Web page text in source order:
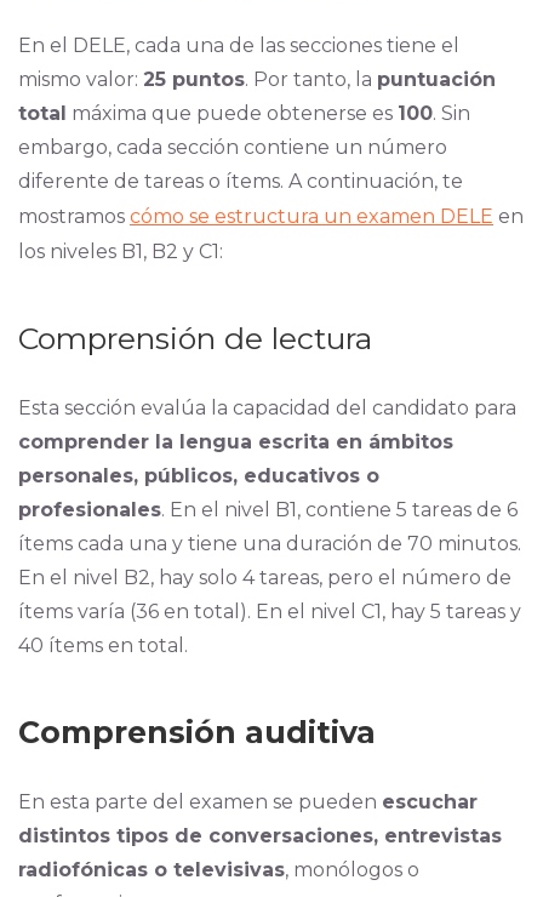
En el DELE, cada una de las secciones tiene el
mismo val or: 25 puntos. Por tanto, la puntuación
total máxima que puede obtenerse es 100. Sin
embargo, cada sección contiene un número
diferente de tareas o ítems. A continuación, te
mostramos cómo se estructura un examen DELE en
los niveles B1, B2 y C1:
Comprensión de lectura
Esta sección evalúa la capacidad del candidato para
comprender la lengua escrita en ámbitos
personales, públicos, educativos o
profesionales. En el nivel B1, contiene 5 tareas de 6
ítems cada una y tiene una duración de 70 minutos.
En el nivel B2, hay solo 4 tareas, pero el número de
ítems varía (36 en total). En el nivel C1, hay 5 tareas y
40 ítems en total.
Comprensión auditiva
En esta parte del examen se pueden escuchar
distintos tipos de conversaciones, entrevistas
radiofónicas o televisivas, monólogos o